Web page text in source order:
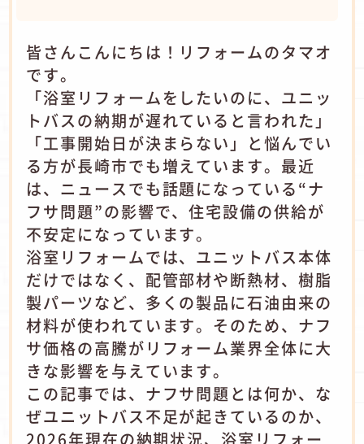
皆さんこんにちは！リフォームのタマオ
です。
「浴室リフォームをしたいのに、ユニッ
トバスの納期が遅れていると言われた」
「工事開始日が決まらない」と悩んでい
る方が長崎市でも増えています。最近
は、ニュースでも話題になっている“ナ
フサ問題”の影響で、住宅設備の供給が
不安定になっています。
浴室リフォームでは、ユニットバス本体
だけではなく、配管部材や断熱材、樹脂
製パーツなど、多くの製品に石油由来の
材料が使われています。そのため、ナフ
サ価格の高騰がリフォーム業界全体に大
きな影響を与えています。
この記事では、ナフサ問題とは何か、な
ぜユニットバス不足が起きているのか、
2026年現在の納期状況、浴室リフォー